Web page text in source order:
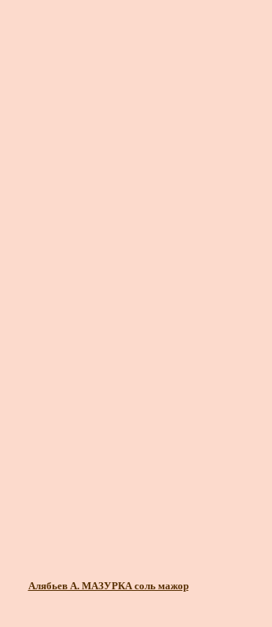
Алябьев А. МАЗУРКА соль мажор